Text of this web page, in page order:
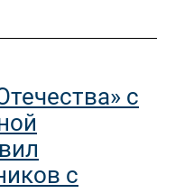
с
с